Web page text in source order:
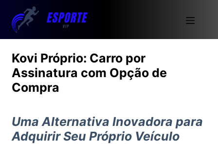
Kovi Próprio: Carro por
Assinatura com Opção de
Compra
Uma Alternativa Inovadora para
Adquirir Seu Próprio Veículo